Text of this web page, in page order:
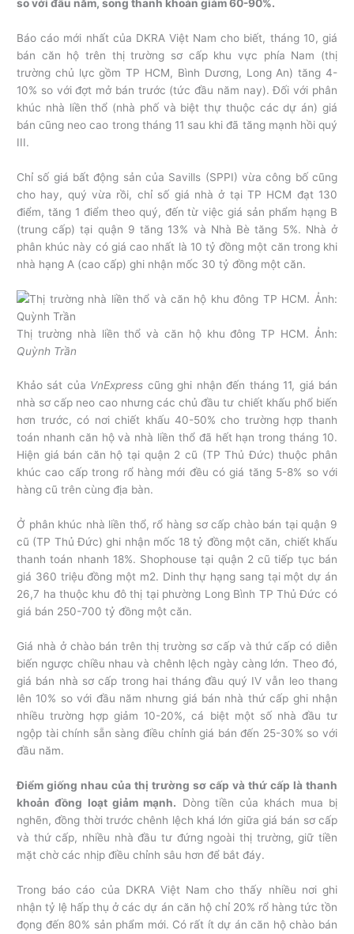
so với đầu năm, song thanh khoản giảm 60-90%.
Báo cáo mới nhất của DKRA Việt Nam cho biết, tháng 10, giá
bán căn hộ trên thị trường sơ cấp khu vực phía Nam (thị
trường chủ lực gồm TP HCM, Bình Dương, Long An) tăng 4-
10% so với đợt mở bán trước (tức đầu năm nay). Đối với phân
khúc nhà liền thổ (nhà phố và biệt thự thuộc các dự án) giá
bán cũng neo cao trong tháng 11 sau khi đã tăng mạnh hồi quý
III.
Chỉ số giá bất động sản của Savills (SPPI) vừa công bố cũng
cho hay, quý vừa rồi, chỉ số giá nhà ở tại TP HCM đạt 130
điểm, tăng 1 điểm theo quý, đến từ việc giá sản phẩm hạng B
(trung cấp) tại quận 9 tăng 13% và Nhà Bè tăng 5%. Nhà ở
phân khúc này có giá cao nhất là 10 tỷ đồng một căn trong khi
nhà hạng A (cao cấp) ghi nhận mốc 30 tỷ đồng một căn.
Thị trường nhà liền thổ và căn hộ khu đông TP HCM. Ảnh:
Quỳnh Trần
Khảo sát của VnExpress cũng ghi nhận đến tháng 11, giá bán
nhà sơ cấp neo cao nhưng các chủ đầu tư chiết khấu phổ biến
hơn trước, có nơi chiết khấu 40-50% cho trường hợp thanh
toán nhanh căn hộ và nhà liền thổ đã hết hạn trong tháng 10.
Hiện giá bán căn hộ tại quận 2 cũ (TP Thủ Đức) thuộc phân
khúc cao cấp trong rổ hàng mới đều có giá tăng 5-8% so với
hàng cũ trên cùng địa bàn.
Ở phân khúc nhà liền thổ, rổ hàng sơ cấp chào bán tại quận 9
cũ (TP Thủ Đức) ghi nhận mốc 18 tỷ đồng một căn, chiết khấu
thanh toán nhanh 18%. Shophouse tại quận 2 cũ tiếp tục bán
giá 360 triệu đồng một m2. Dinh thự hạng sang tại một dự án
26,7 ha thuộc khu đô thị tại phường Long Bình TP Thủ Đức có
giá bán 250-700 tỷ đồng một căn.
Giá nhà ở chào bán trên thị trường sơ cấp và thứ cấp có diễn
biến ngược chiều nhau và chênh lệch ngày càng lớn. Theo đó,
giá bán nhà sơ cấp trong hai tháng đầu quý IV vẫn leo thang
lên 10% so với đầu năm nhưng giá bán nhà thứ cấp ghi nhận
nhiều trường hợp giảm 10-20%, cá biệt một số nhà đầu tư
ngộp tài chính sẵn sàng điều chỉnh giá bán đến 25-30% so với
đầu năm.
Điểm giống nhau của thị trường sơ cấp và thứ cấp là thanh
khoản đồng loạt giảm mạnh. Dòng tiền của khách mua bị
nghẽn, đồng thời trước chênh lệch khá lớn giữa giá bán sơ cấp
và thứ cấp, nhiều nhà đầu tư đứng ngoài thị trường, giữ tiền
mặt chờ các nhịp điều chỉnh sâu hơn để bắt đáy.
Trong báo cáo của DKRA Việt Nam cho thấy nhiều nơi ghi
nhận tỷ lệ hấp thụ ở các dự án căn hộ chỉ 20% rổ hàng tức tồn
đọng đến 80% sản phẩm mới. Có rất ít dự án căn hộ chào bán